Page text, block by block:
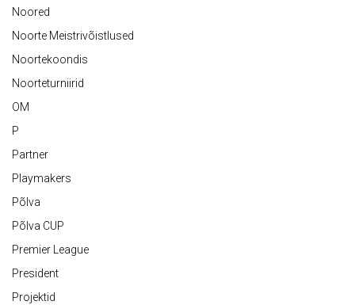
Noored
Noorte Meistrivõistlused
Noortekoondis
Noorteturniirid
OM
P
Partner
Playmakers
Põlva
Põlva CUP
Premier League
President
Projektid